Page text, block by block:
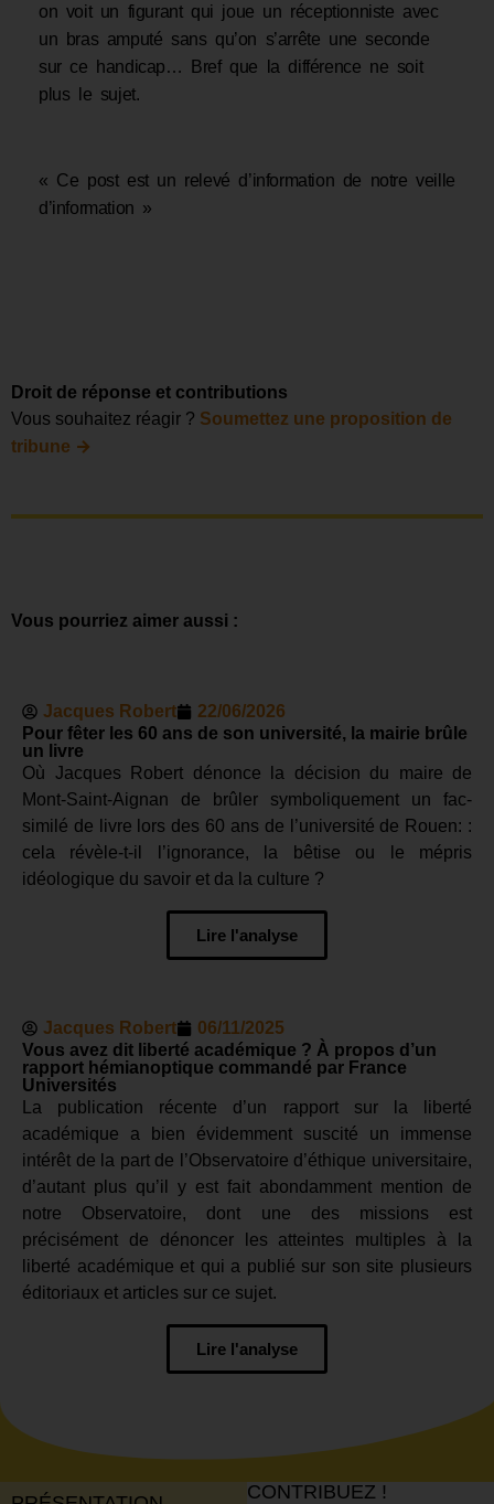
on voit un figurant qui joue un réceptionniste avec
un bras amputé sans qu’on s’arrête une seconde
sur ce handicap… Bref que la différence ne soit
plus le sujet.
« Ce post est un relevé d’information de notre veille
d’information »
Droit de réponse et contributions
Vous souhaitez réagir ? Soumettez une proposition de
tribune →
Vous pourriez aimer aussi :
Jacques Robert
22/06/2026
Pour fêter les 60 ans de son université, la mairie brûle
un livre
Où Jacques Robert dénonce la décision du maire de
Mont-Saint-Aignan de brûler symboliquement un fac-
similé de livre lors des 60 ans de l’université de Rouen: :
cela révèle-t-il l’ignorance, la bêtise ou le mépris
idéologique du savoir et da la culture ?
Lire l'analyse
Jacques Robert
06/11/2025
Vous avez dit liberté académique ? À propos d’un
rapport hémianoptique commandé par France
Universités
La publication récente d’un rapport sur la liberté
académique a bien évidemment suscité un immense
intérêt de la part de l’Observatoire d’éthique universitaire,
d’autant plus qu’il y est fait abondamment mention de
notre Observatoire, dont une des missions est
précisément de dénoncer les atteintes multiples à la
liberté académique et qui a publié sur son site plusieurs
éditoriaux et articles sur ce sujet.
Lire l'analyse
CONTRIBUEZ !